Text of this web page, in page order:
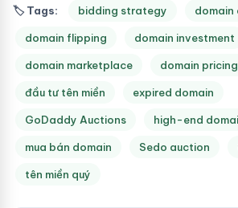
🏷 Tags: bidding strategy domain
domain flipping domain investment
domain marketplace domain pricing
đầu tư tên miền expired domain
GoDaddy Auctions high-end
mua bán domain Sedo auction
tên miền quý